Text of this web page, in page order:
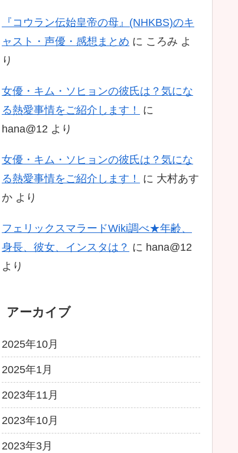
『コウラン伝始皇帝の母』(NHKBS)のキ
ャスト・声優・感想まとめ に ころみ よ
り
女優・キム・ソヒョンの彼氏は？気にな
る熱愛事情をご紹介します！
に
hana@12 より
女優・キム・ソヒョンの彼氏は？気にな
る熱愛事情をご紹介します！
に 大村あす
か より
フェリックスマラードWiki調べ★年齢、
身長、彼女、インスタは？ に hana@12
より
アーカイブ
2025年10月
2025年1月
2023年11月
2023年10月
2023年3月